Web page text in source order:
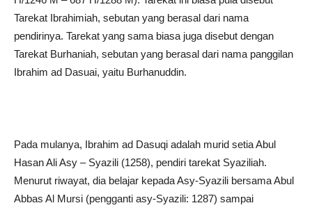
Tarekat Ibrahimiah, sebutan yang berasal dari nama
pendirinya. Tarekat yang sama biasa juga disebut dengan
Tarekat Burhaniah, sebutan yang berasal dari nama panggilan
Ibrahim ad Dasuai, yaitu Burhanuddin.
Pada mulanya, Ibrahim ad Dasuqi adalah murid setia Abul
Hasan Ali Asy – Syazili (1258), pendiri tarekat Syaziliah.
Menurut riwayat, dia belajar kepada Asy-Syazili bersama Abul
Abbas Al Mursi (pengganti asy-Syazili: 1287) sampai